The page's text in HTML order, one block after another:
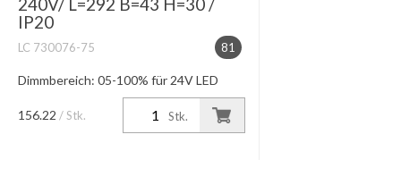
IP20
81
LC 730076-75
Dimmbereich: 05-100% für 24V LED
Module max. Leitungslänge 10m
Stk.
156.22 / Stk.